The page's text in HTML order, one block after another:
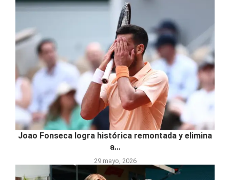
Joao Fonseca logra histórica remontada y elimina
a...
29 mayo, 2026